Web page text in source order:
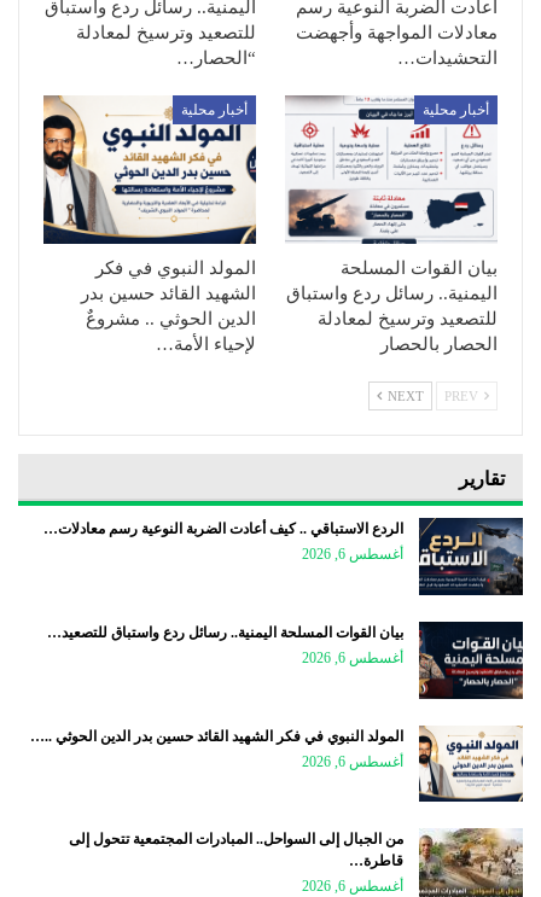
أعادت الضربة النوعية رسم
معادلات المواجهة وأجهضت
التحشيدات…
اليمنية.. رسائل ردع واستباق
للتصعيد وترسيخ لمعادلة
“الحصار…
أخبار محلية
بيان القوات المسلحة
اليمنية.. رسائل ردع واستباق
للتصعيد وترسيخ لمعادلة
الحصار بالحصار
أخبار محلية
المولد النبوي في فكر
الشهيد القائد حسين بدر
الدين الحوثي .. مشروعٌ
لإحياء الأمة…
NEXT
تقارير
الردع الاستباقي .. كيف أعادت الضربة النوعية رسم معادلات…
أغسطس 6, 2026
بيان القوات المسلحة اليمنية.. رسائل ردع واستباق للتصعيد…
أغسطس 6, 2026
المولد النبوي في فكر الشهيد القائد حسين بدر الدين الحوثي ..…
أغسطس 6, 2026
من الجبال إلى السواحل.. المبادرات المجتمعية تتحول إلى
قاطرة…
أغسطس 6, 2026